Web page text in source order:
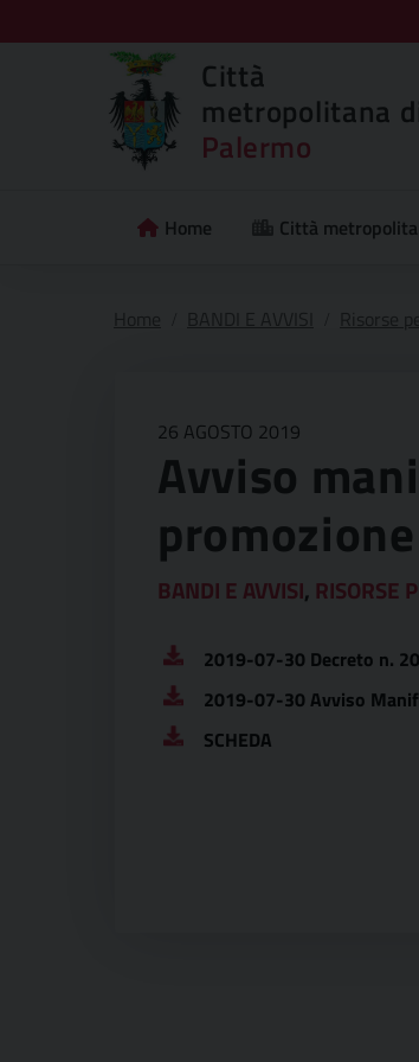
Città
metropolitana
Palermo
Home Città
26 AGOSTO 2019
Avviso
BANDI E AVVISI, RISORSE
2019-07-30 Decreto n.
2019-07-30 Avviso
SCHEDA